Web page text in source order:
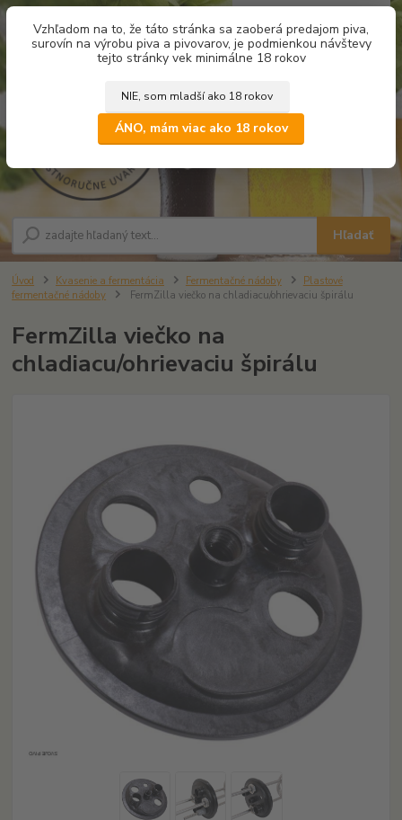
Vzhľadom na to, že táto stránka sa zaoberá predajom piva,
surovín na výrobu piva a pivovarov, je podmienkou návštevy
tejto stránky vek minimálne 18 rokov
NIE, som mladší ako 18 rokov
ÁNO, mám viac ako 18 rokov
Hľadať
za0,00 €
Úvod Kvasenie a fermentácia Fermentačné nádoby
Plastové
fermentačné nádoby
FermZilla viečko na chladiacu/ohrievaciu špirálu
FermZilla viečko na
chladiacu/ohrievaciu špirálu